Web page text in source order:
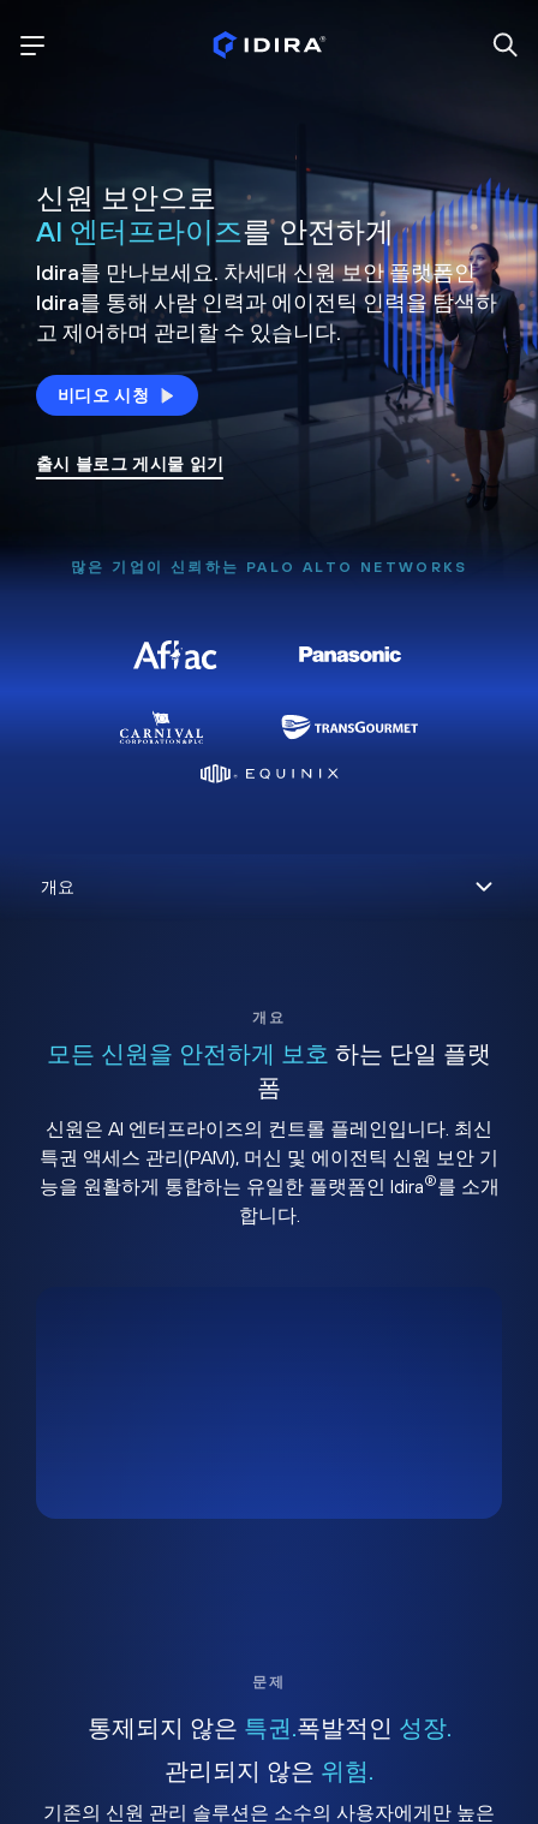
신원 보안으로
AI 엔터프라이즈를 안전하게
Idira를 만나보세요. 차세대 신원보안 플랫폼인
Idira를 통해 사람 인력과 에이전틱 인력을탐색하
고 제어하며 관리할 수 있습니다.
비디오 시청
출시 블로그 게시물 읽기
많은 기업이 신뢰하는 PALO ALTO NETWORKS
개요
모든 신원을 안전하게 보호 하는 단일 플랫
폼
신원은 AI 엔터프라이즈의 컨트롤 플레인입니다. 최신
특권 액세스 관리(PAM), 머신 및 에이전틱 신원 보안 기
능을 원활하게 통합하는 유일한 플랫폼인 Idira®를 소개
합니다.
문제
통제되지 않은 특권. 폭발적인 성장.
관리되지 않은 위험.
기존의 신원 관리 솔루션은 소수의 사용자에게만 높은